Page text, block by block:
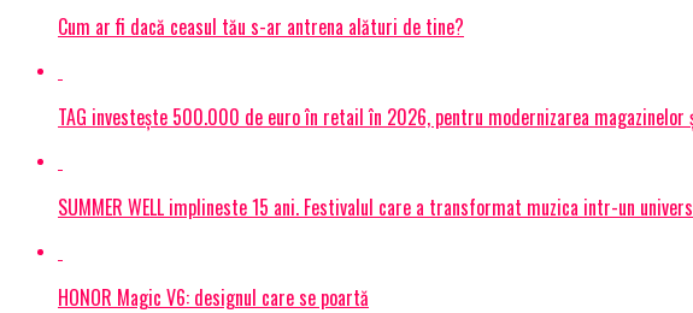
Cum ar fi dacă ceasul tău s-ar antrena alături de tine?
TAG investește 500.000 de euro în retail în 2026, pentru modernizarea
SUMMER WELL implineste 15 ani. Festivalul care a transformat muzica intr-un
HONOR Magic V6: designul care se poartă